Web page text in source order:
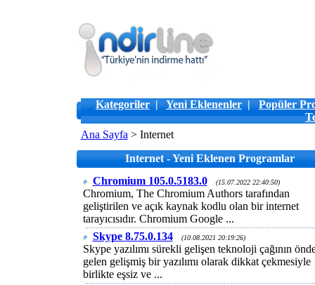
Kategoriler | Yeni Eklenenler | Popüler
Ana Sayfa > Internet
Internet - Yeni Eklenen Programlar
Chromium 105.0.5183.0
(15.07.2022 22:40:50)
Chromium, The Chromium Authors tarafından
geliştirilen ve açık kaynak kodlu olan bir internet
tarayıcısıdır. Chromium Google ...
Skype 8.75.0.134
(10.08.2021 20:19:26)
Skype yazılımı sürekli gelişen teknoloji çağının
gelen gelişmiş bir yazılımı olarak dikkat çekmesiyle
birlikte eşsiz ve ...